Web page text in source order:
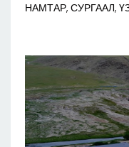
НАМТАР, СУРГААЛ,